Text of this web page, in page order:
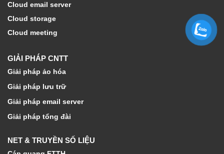
Cloud email server
Cloud storage
Cloud meeting
GIẢI PHÁP CNTT
Giải pháp ảo hóa
Giải pháp lưu trữ
Giải pháp email server
Giải pháp tổng đài
NET & TRUYỀN SỐ LIỆU